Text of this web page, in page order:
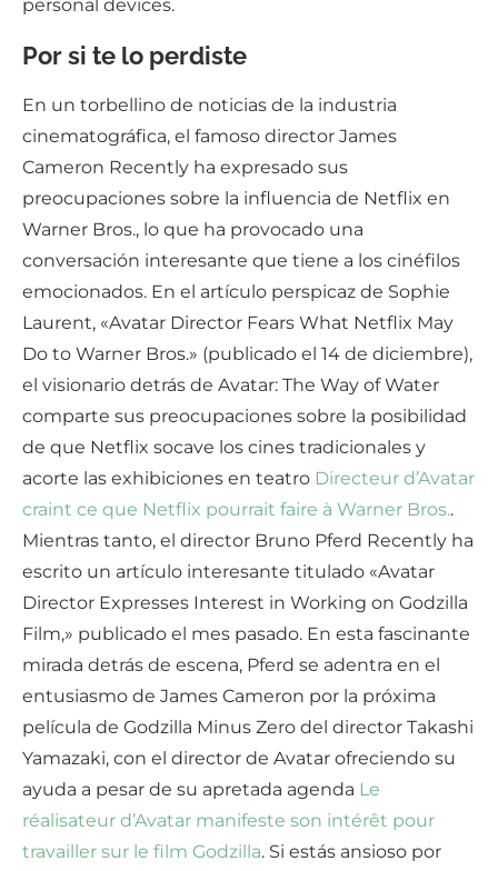
personal devices.
Por si te lo perdiste
En un torbellino de noticias de la industria
cinematográfica, el famoso director James
Cameron Recently ha expresado sus
preocupaciones sobre la influencia de Netflix en
Warner Bros., lo que ha provocado una
conversación interesante que tiene a los cinéfilos
emocionados. En el artículo perspicaz de Sophie
Laurent, «Avatar Director Fears What Netflix May
Do to Warner Bros.» (publicado el 14 de diciembre),
el visionario detrás de Avatar: The Way of Water
comparte sus preocupaciones sobre la posibilidad
de que Netflix socave los cines tradicionales y
acorte las exhibiciones en teatro Directeur d’Avatar
craint ce que Netflix pourrait faire à Warner Bros..
Mientras tanto, el director Bruno Pferd Recently ha
escrito un artículo interesante titulado «Avatar
Director Expresses Interest in Working on Godzilla
Film,» publicado el mes pasado. En esta fascinante
mirada detrás de escena, Pferd se adentra en el
entusiasmo de James Cameron por la próxima
película de Godzilla Minus Zero del director Takashi
Yamazaki, con el director de Avatar ofreciendo su
ayuda a pesar de su apretada agenda Le
réalisateur d’Avatar manifeste son intérêt pour
travailler sur le film Godzilla. Si estás ansioso por